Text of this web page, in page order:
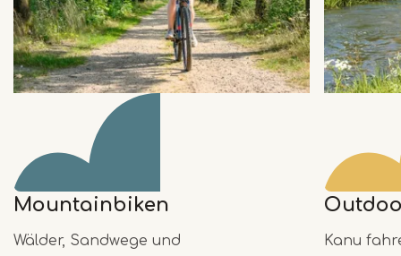
Mountainbiken
Wälder, Sandwege und
Kanu